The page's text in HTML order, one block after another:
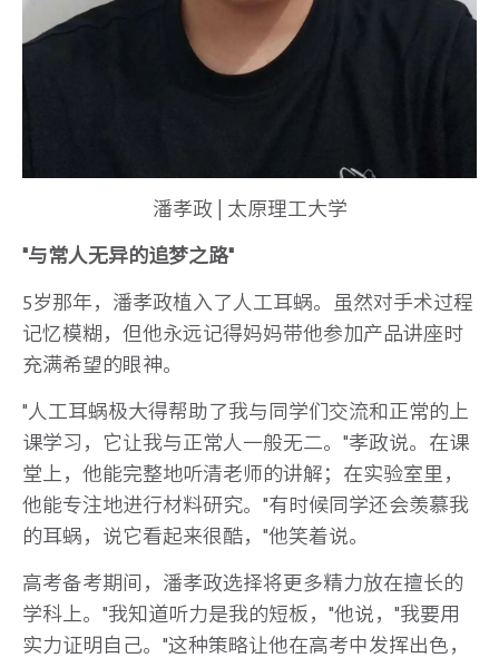
潘孝政 | 太原理工大学
"与常人无异的追梦之路"
5岁那年，潘孝政植入了人工耳蜗。虽然对手术过程
记忆模糊，但他永远记得妈妈带他参加产品讲座时
充满希望的眼神。
"人工耳蜗极大得帮助了我与同学们交流和正常的上
课学习，它让我与正常人一般无二。"孝政说。在课
堂上，他能完整地听清老师的讲解；在实验室里，
他能专注地进行材料研究。"有时候同学还会羡慕我
的耳蜗，说它看起来很酷，"他笑着说。
高考备考期间，潘孝政选择将更多精力放在擅长的
学科上。"我知道听力是我的短板，"他说，"我要用
实力证明自己。"这种策略让他在高考中发挥出色，